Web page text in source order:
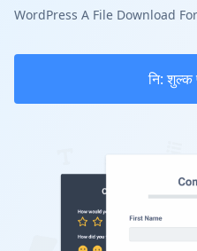
WordPress A File Download
नि: शुल्क